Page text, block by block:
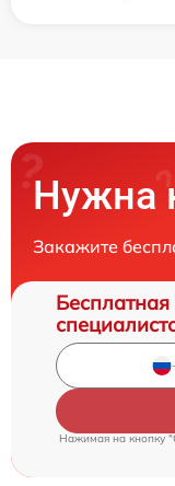
Нужна
Закажите
Нажимая на кнопку